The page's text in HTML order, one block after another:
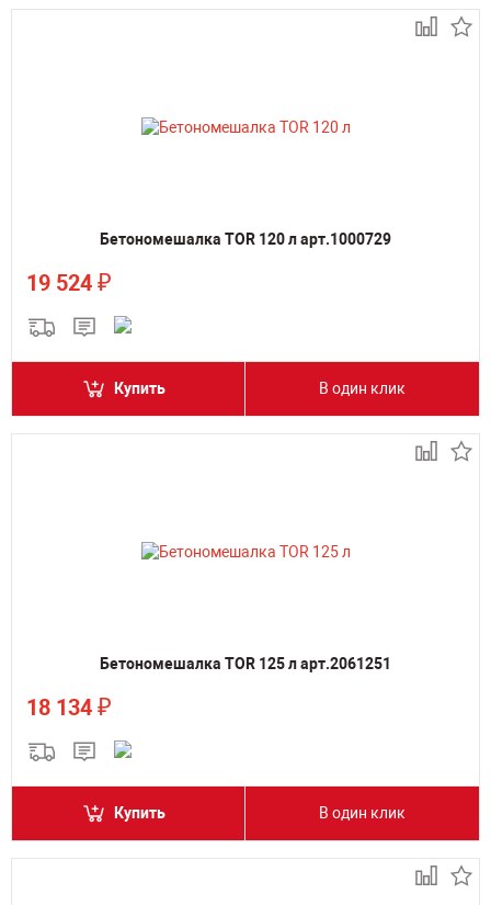
Бетономешалка TOR 120 л арт.1000729
19 524 ₽
Купить В один клик
Бетономешалка TOR 125 л арт.2061251
18 134 ₽
Купить В один клик